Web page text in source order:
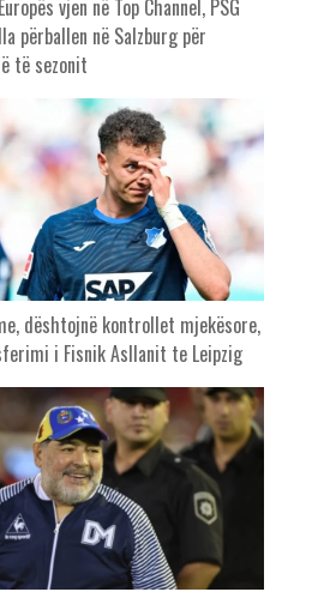
vjen në Top Channel, PSG
përballen në Salzburg për
të sezonit
dështojnë kontrollet mjekësore,
i Fisnik Asllanit te Leipzig